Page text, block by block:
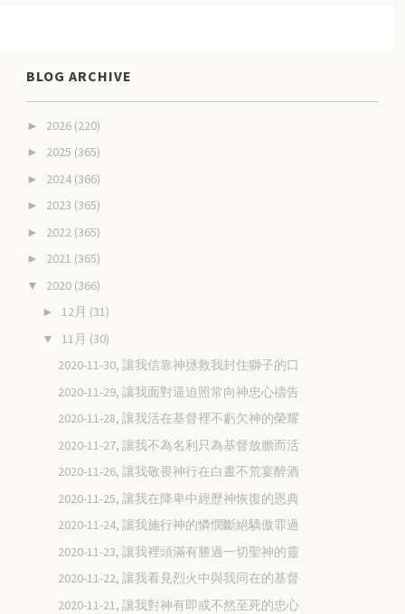
BLOG ARCHIVE
► 2026 (220)
► 2025 (365)
► 2024 (366)
► 2023 (365)
► 2022 (365)
► 2021 (365)
▼ 2020 (366)
► 12月 (31)
▼ 11月 (30)
2020-11-30, 讓我信靠神拯救我封住獅子的口
2020-11-29, 讓我面對逼迫照常向神忠心禱告
2020-11-28, 讓我活在基督裡不虧欠神的榮耀
2020-11-27, 讓我不為名利只為基督放膽而活
2020-11-26, 讓我敬畏神行在白晝不荒宴醉酒
2020-11-25, 讓我在降卑中經歷神恢復的恩典
2020-11-24, 讓我施行神的憐憫斷絕驕傲罪過
2020-11-23, 讓我裡頭滿有勝過一切聖神的靈
2020-11-22, 讓我看見烈火中與我同在的基督
2020-11-21, 讓我對神有即或不然至死的忠心